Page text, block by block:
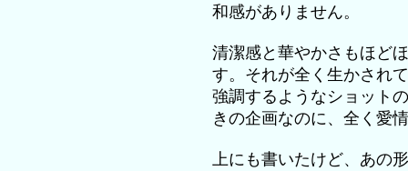
和感がありません。
清潔感と華やかさもほど
す。それが全く生かされ
強調するようなショット
きの企画なのに、全く愛
上にも書いたけど、あの